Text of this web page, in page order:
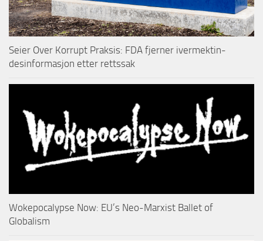
Seier Over Korrupt Praksis: FDA fjerner ivermektin-
desinformasjon etter rettssak
Wokepocalypse Now: EU’s Neo-Marxist Ballet of
Globalism